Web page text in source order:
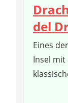
del
Eines
Insel